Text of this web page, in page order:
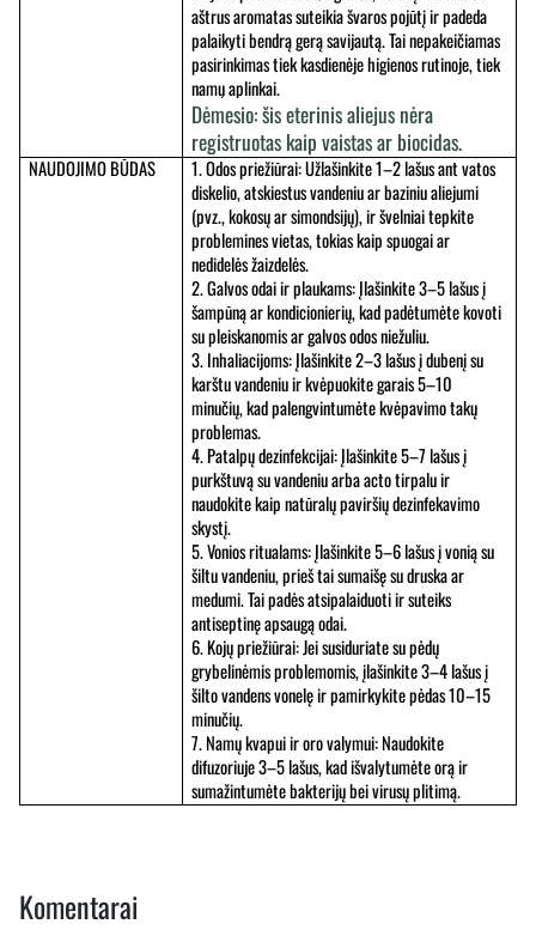
aštrus aromatas suteikia švaros pojūtį ir padeda
palaikyti bendrą gerą savijautą. Tai nepakeičiamas
pasirinkimas tiek kasdienėje higienos rutinoje, tiek
namų aplinkai.
Dėmesio: šis eterinis aliejus nėra
registruotas kaip vaistas ar biocidas.
NAUDOJIMO BŪDAS
1. Odos priežiūrai: Užlašinkite 1–2 lašus ant vatos
diskelio, atskiestus vandeniu ar baziniu aliejumi
(pvz., kokosų ar simondsijų), ir švelniai tepkite
problemines vietas, tokias kaip spuogai ar
nedidelės žaizdelės.
2. Galvos odai ir plaukams: Įlašinkite 3–5 lašus į
šampūną ar kondicionierių, kad padėtumėte kovoti
su pleiskanomis ar galvos odos niežuliu.
3. Inhaliacijoms: Įlašinkite 2–3 lašus į dubenį su
karštu vandeniu ir kvėpuokite garais 5–10
minučių, kad palengvintumėte kvėpavimo takų
problemas.
4. Patalpų dezinfekcijai: Įlašinkite 5–7 lašus į
purkštuvą su vandeniu arba acto tirpalu ir
naudokite kaip natūralų paviršių dezinfekavimo
skystį.
5. Vonios ritualams: Įlašinkite 5–6 lašus į vonią su
šiltu vandeniu, prieš tai sumaišę su druska ar
medumi. Tai padės atsipalaiduoti ir suteiks
antiseptinę apsaugą odai.
6. Kojų priežiūrai: Jei susiduriate su pėdų
grybelinėmis problemomis, įlašinkite 3–4 lašus į
šilto vandens vonelę ir pamirkykite pėdas 10–15
minučių.
7. Namų kvapui ir oro valymui: Naudokite
difuzoriuje 3–5 lašus, kad išvalytumėte orą ir
sumažintumėte bakterijų bei virusų plitimą.
Komentarai